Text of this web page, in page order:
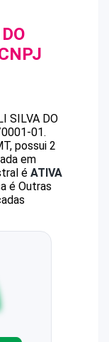
SILVA DO
01.
possui 2
em
é ATIVA
é Outras